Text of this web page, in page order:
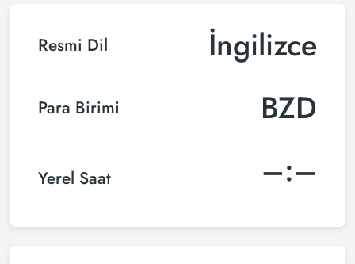
Resmi Dil İngilizce
Para Birimi BZD
Yerel Saat –:–